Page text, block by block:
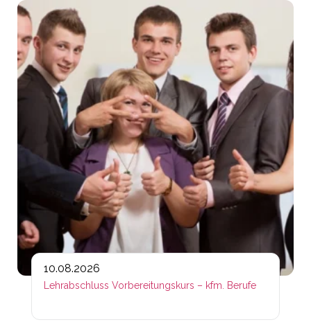
10.08.2026
Lehrabschluss Vorbereitungskurs – kfm. Berufe